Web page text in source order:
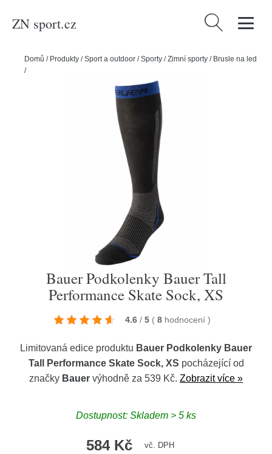
ZN sport.cz Vyhledávání
Domů / Produkty /Sport a outdoor /Sporty /Zimní sporty / Brusle na led
/
Bauer Podkolenky Bauer Tall
Performance Skate Sock, XS
4.6 / 5 ( 8 hodnocení )
Limitovaná edice produktu Bauer Podkolenky Bauer
Tall Performance Skate Sock, XS pocházející od
značky Bauer výhodně za 539 Kč. Zobrazit více »
Dostupnost: Skladem > 5 ks
584 Kč vč. DPH